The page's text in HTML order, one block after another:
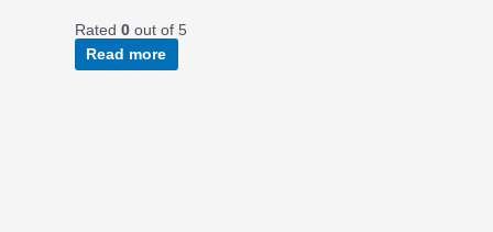
Rated 0 out of 5
Read more